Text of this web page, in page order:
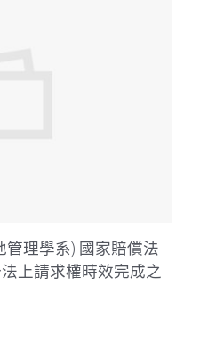
管理學系) 國家賠償法
上請求權時效完成之